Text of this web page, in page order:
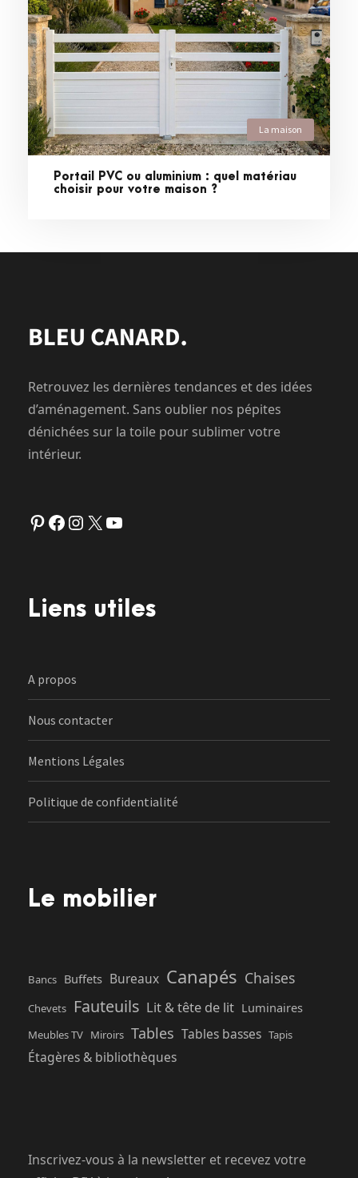
La maison
Portail PVC ou aluminium : quel matériau
choisir pour votre maison ?
Retrouvez les dernières tendances et des idées
d’aménagement. Sans oublier nos pépites
dénichées sur la toile pour sublimer votre
intérieur.
Pinterest Facebook Instagram X YouTube
Liens utiles
A propos
Nous contacter
Mentions Légales
Politique de confidentialité
Le mobilier
Bancs Buffets Bureaux Canapés Chaises
Chevets Fauteuils Lit & tête de lit Luminaires
Meubles TV Miroirs Tables Tables basses Tapis
Étagères & bibliothèques
Inscrivez-vous à la newsletter et recevez votre